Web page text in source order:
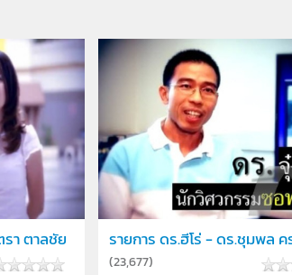
า ตาลชัย รายการ ดร.ฮีโร่ - ดร.ชุมพล ค
(23,677)